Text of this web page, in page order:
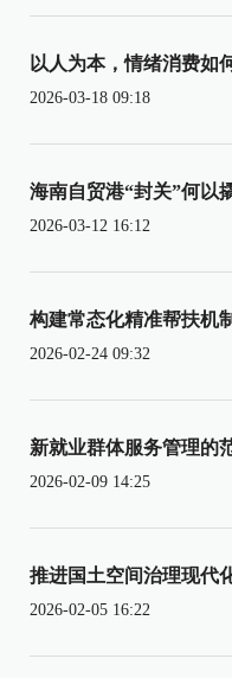
以人为本，情绪消费如
2026-03-18 09:18
海南自贸港“封关”何以
2026-03-12 16:12
构建常态化精准帮扶机
2026-02-24 09:32
新就业群体服务管理的
2026-02-09 14:25
推进国土空间治理现代
2026-02-05 16:22